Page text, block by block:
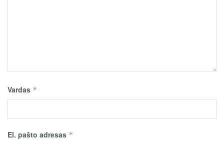
Vardas *
El. pašto adresas *